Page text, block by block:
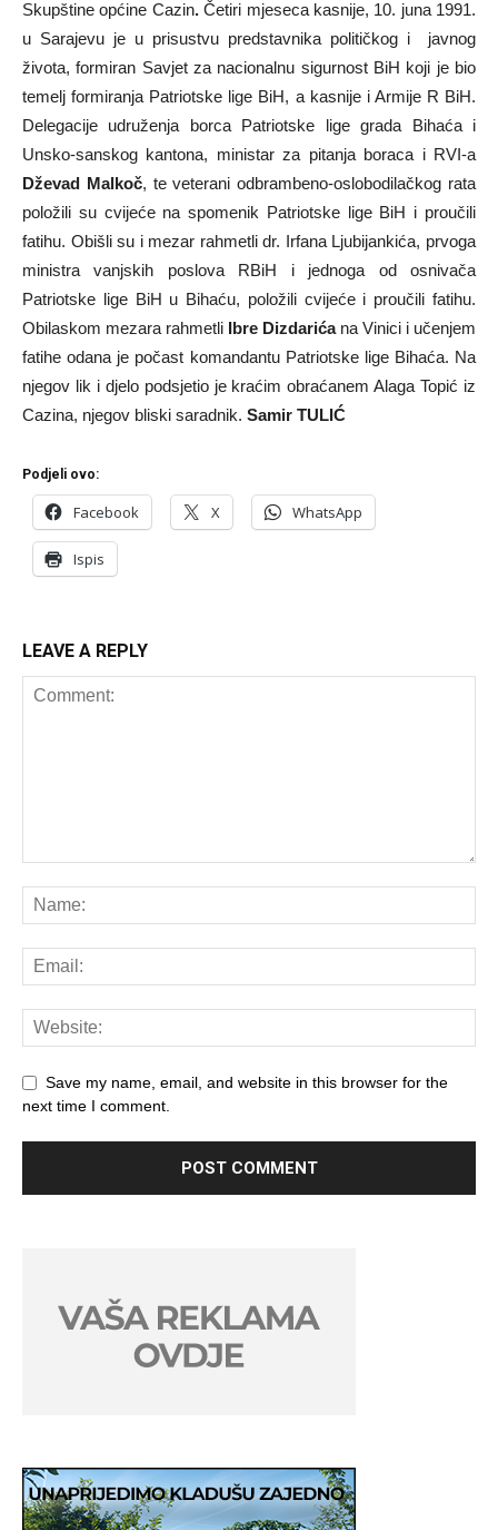
Skupštine općine Cazin.Četiri mjeseca kasnije, 10. juna 1991.
u Sarajevu je u prisustvu predstavnika političkog i javnog
života, formiran Savjet za nacionalnu sigurnost BiH koji je bio
temelj formiranja Patriotske lige BiH, a kasnije i Armije R BiH.
Delegacije udruženja borca Patriotske lige grada Bihaća i
Unsko-sanskog kantona, ministar za pitanja boraca i RVI-a
Dževad Malkoč, te veterani odbrambeno-oslobodilačkog rata
položili su cvijeće na spomenik Patriotske lige BiH i proučili
fatihu. Obišli su i mezar rahmetli dr. Irfana Ljubijankića, prvoga
ministra vanjskih poslova RBiH i jednoga od osnivača
Patriotske lige BiH u Bihaću, položili cvijeće i proučili fatihu.
Obilaskom mezara rahmetli Ibre Dizdarićana Vinici i učenjem
fatihe odana je počast komandantu Patriotske lige Bihaća. Na
njegov lik i djelo podsjetio je kraćim obraćanem Alaga Topić iz
Cazina, njegov bliski saradnik. Samir TULIĆ
Podjeli ovo:
Facebook X WhatsApp
Ispis
LEAVE A REPLY
Save my name, email, and website in this browser for the
next time I comment.